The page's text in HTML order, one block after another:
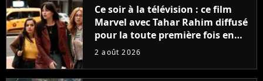
Ce soir à la télévision : ce film
Marvel avec Tahar Rahim diffusé
pour la toute première fois en
France
2 août 2026